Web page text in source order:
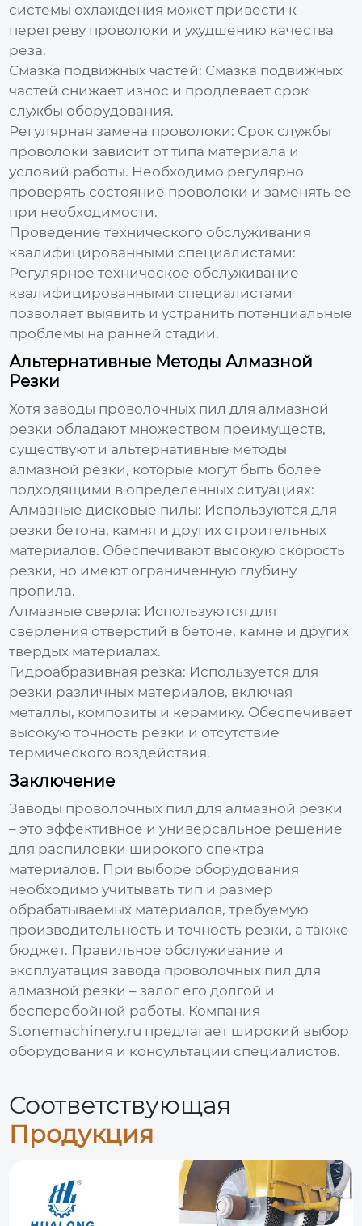
системы охлаждения может привести к
перегреву проволоки и ухудшению качества
реза.
Смазка подвижных частей: Смазка подвижных
частей снижает износ и продлевает срок
службы оборудования.
Регулярная замена проволоки: Срок службы
проволоки зависит от типа материала и
условий работы. Необходимо регулярно
проверять состояние проволоки и заменять ее
при необходимости.
Проведение технического обслуживания
квалифицированными специалистами:
Регулярное техническое обслуживание
квалифицированными специалистами
позволяет выявить и устранить потенциальные
проблемы на ранней стадии.
Альтернативные Методы Алмазной
Резки
Хотязаводы проволочных пил для алмазной
резки обладают множеством преимуществ,
существуют и альтернативные методы
алмазной резки, которые могут быть более
подходящими в определенных ситуациях:
Алмазные дисковые пилы: Используются для
резки бетона, камня и других строительных
материалов. Обеспечивают высокую скорость
резки, но имеют ограниченную глубину
пропила.
Алмазные сверла: Используются для
сверления отверстий в бетоне, камне и других
твердых материалах.
Гидроабразивная резка: Используется для
резки различных материалов, включая
металлы, композиты и керамику. Обеспечивает
высокую точность резки и отсутствие
термического воздействия.
Заключение
Заводы проволочных пил для алмазной резки
– это эффективное и универсальное решение
для распиловки широкого спектра
материалов. При выборе оборудования
необходимо учитывать тип и размер
обрабатываемых материалов, требуемую
производительность и точность резки, а также
бюджет. Правильное обслуживание и
эксплуатациязавода проволочных пил для
алмазной резки – залог его долгой и
бесперебойной работы. Компания
Stonemachinery.ru предлагает широкий выбор
оборудования и консультации специалистов.
Соответствующая
Продукция